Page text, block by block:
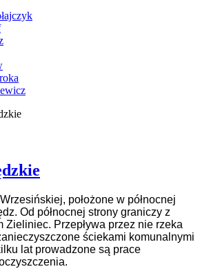
położone w północnej
Od północnej strony graniczy z
Zieliniec. Przepływa przez nie rzeka
ściekami komunalnymi
lat prowadzone są prace